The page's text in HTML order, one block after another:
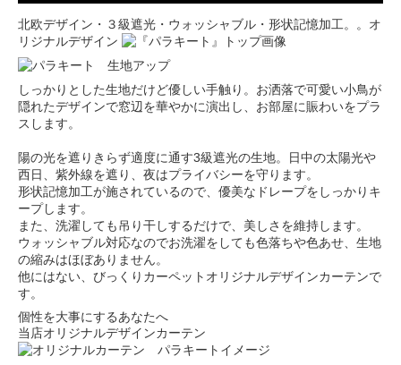
北欧デザイン・３級遮光・ウォッシャブル・形状記憶加工。。オ
リジナルデザイン
しっかりとした生地だけど優しい手触り。お洒落で可愛い小鳥が
隠れたデザインで窓辺を華やかに演出し、お部屋に賑わいをプラ
スします。
陽の光を遮りきらず適度に通す3級遮光の生地。日中の太陽光や
西日、紫外線を遮り、夜はプライバシーを守ります。
形状記憶加工が施されているので、優美なドレープをしっかりキ
ープします。
また、洗濯しても吊り干しするだけで、美しさを維持します。
ウォッシャブル対応なのでお洗濯をしても色落ちや色あせ、生地
の縮みはほぼありません。
他にはない、びっくりカーペットオリジナルデザインカーテンで
す。
個性を大事にするあなたへ
当店オリジナルデザインカーテン